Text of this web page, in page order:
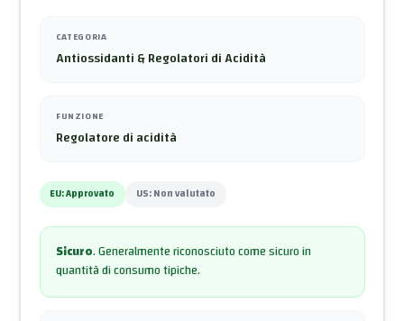
CATEGORIA
Antiossidanti & Regolatori di Acidità
FUNZIONE
Regolatore di acidità
EU:Approvato US:Non valutato
Sicuro.Generalmente riconosciuto come sicuro in
quantità di consumo tipiche.